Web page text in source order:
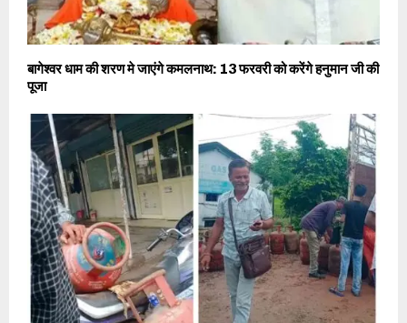
बागेश्वर धाम की शरण मे जाएंगे कमलनाथ: 13 फरवरी को करेंगे हनुमान जी की
पूजा